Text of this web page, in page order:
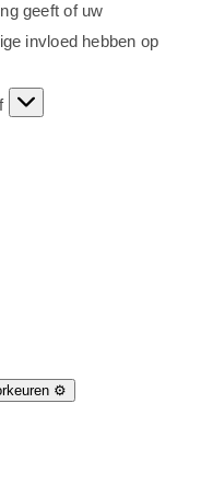
geeft of uw
invloed hebben op
⚙